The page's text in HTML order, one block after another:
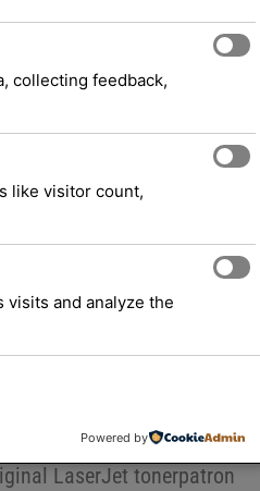
pages 1-pack Smart
Tonerkassetter Merke:
eksl. mva.
restbestilles)
i handlekurv
LaserJet tonerpatron
collecting feedback,
like visitor count,
and analyze the
Powered by